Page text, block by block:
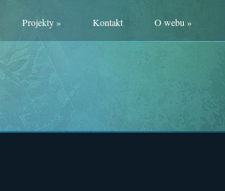
Projekty» Kontakt O webu »